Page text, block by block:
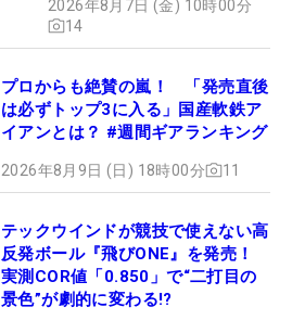
2026年8月7日 (金) 10時00分
14
プロからも絶賛の嵐！ 「発売直後
は必ずトップ3に入る」国産軟鉄ア
イアンとは？ #週間ギアランキング
2026年8月9日 (日) 18時00分 11
テックウインドが競技で使えない高
反発ボール『飛びONE』を発売！
実測COR値「0.850」で“二打目の
景色”が劇的に変わる!?